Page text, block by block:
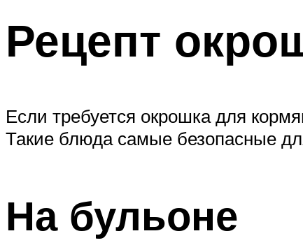
Рецепт
Если требуется окрошка для
Такие блюда самые безопасные
На бульоне